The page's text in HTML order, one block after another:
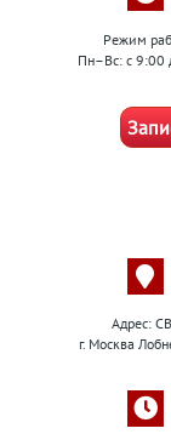
Режим
Пн–Вс: с 9:00
Адрес:
г. Москва